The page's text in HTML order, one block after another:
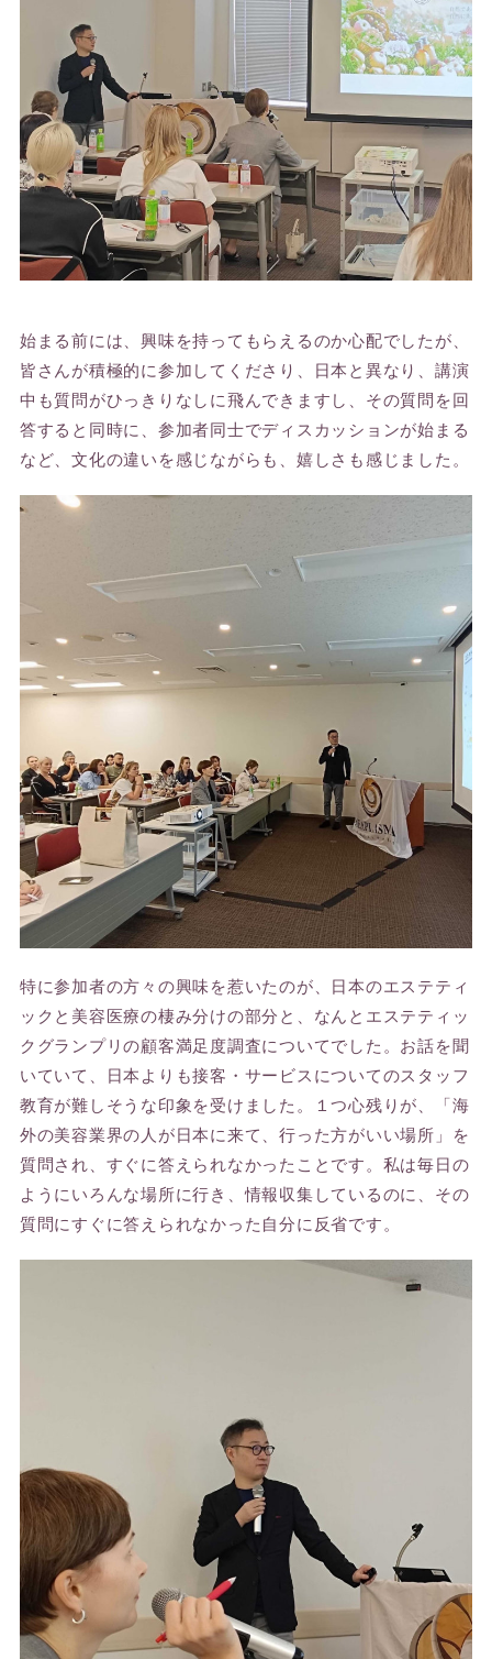
始まる前には、興味を持ってもらえるのか心配でしたが、
皆さんが積極的に参加してくださり、日本と異なり、講演
中も質問がひっきりなしに飛んできますし、その質問を回
答すると同時に、参加者同士でディスカッションが始まる
など、文化の違いを感じながらも、嬉しさも感じました。
特に参加者の方々の興味を惹いたのが、日本のエステティ
ックと美容医療の棲み分けの部分と、なんとエステティッ
クグランプリの顧客満足度調査についてでした。お話を聞
いていて、日本よりも接客・サービスについてのスタッフ
教育が難しそうな印象を受けました。１つ心残りが、「海
外の美容業界の人が日本に来て、行った方がいい場所」を
質問され、すぐに答えられなかったことです。私は毎日の
ようにいろんな場所に行き、情報収集しているのに、その
質問にすぐに答えられなかった自分に反省です。